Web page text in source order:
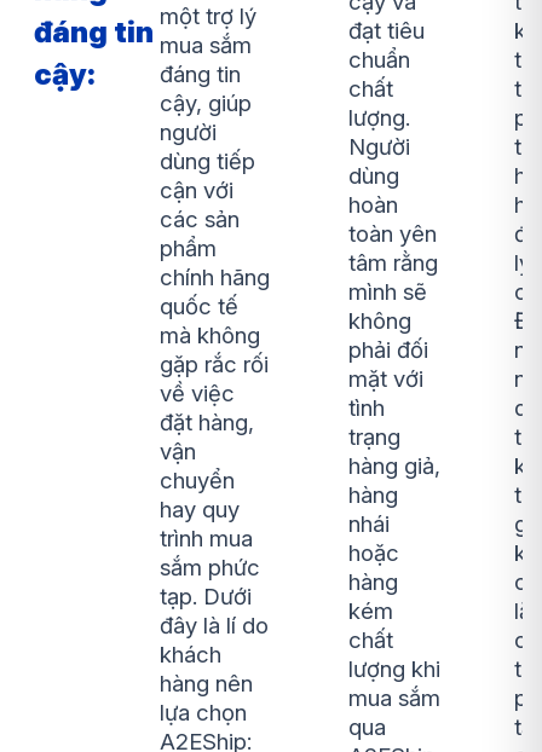
đáng tin
cậy:
một trợ lý
mua sắm
đáng tin
cậy, giúp
người
dùng tiếp
cận với
các sản
phẩm
chính hãng
quốc tế
mà không
gặp rắc rối
về việc
đặt hàng,
vận
chuyển
hay quy
trình mua
sắm phức
tạp. Dưới
đây là lí do
khách
hàng nên
lựa chọn
A2EShip:
đạt tiêu
chuẩn
chất
lượng.
Người
dùng
hoàn
toàn yên
tâm rằng
mình sẽ
không
phải đối
mặt với
tình
trạng
hàng giả,
hàng
nhái
hoặc
hàng
kém
chất
lượng khi
mua sắm
qua
lý